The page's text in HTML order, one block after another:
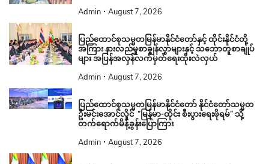
Admin August 7, 2026
ပြည်ထောင်စုသမ္မတမြန်မာနိုင်ငံတော်နှင့် ထိုင်းနိုင်ငံတို့
အကြား နားလည်မှုစာချွန်လွှာများနှင့် သဘောတူစာချုပ်
များ အပြန်အလှန်လက်မှတ်ရေးထိုးလဲလှယ်
Admin August 7, 2026
ပြည်ထောင်စုသမ္မတမြန်မာနိုင်ငံတော် နိုင်ငံတော်သမ္မတ
ဦးမင်းအောင်လှိုင် “မြန်မာ-ထိုင်း စီးပွားရေးဖိုရမ်” သို့
တက်ရောက်မိန့်ခွန်းပြောကြား
Admin August 7, 2026